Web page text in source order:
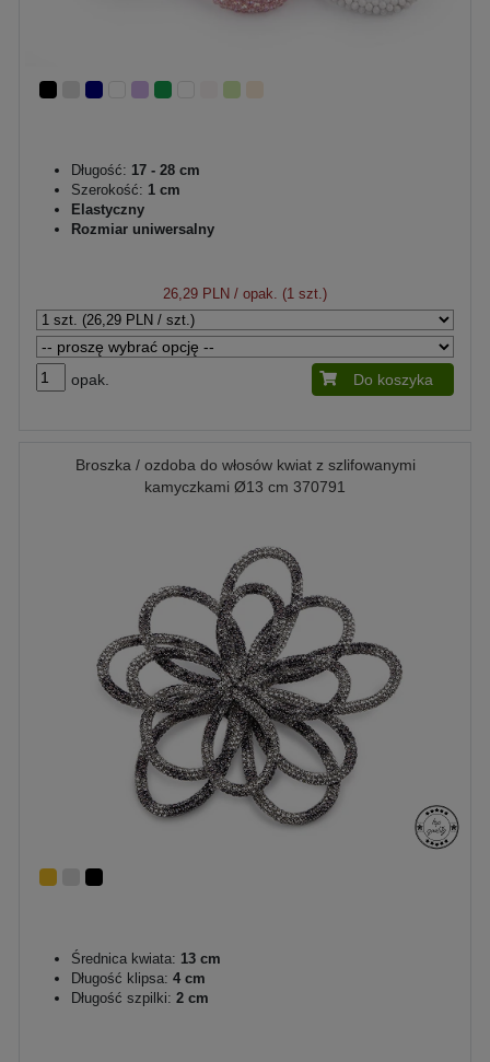
Długość: 17 - 28 cm
Szerokość: 1 cm
Elastyczny
Rozmiar uniwersalny
26,29 PLN / opak. (1 szt.)
opak. Do koszyka
Broszka / ozdoba do włosów kwiat z szlifowanymi
kamyczkami Ø13 cm 370791
Średnica kwiata: 13 cm
Długość klipsa: 4 cm
Długość szpilki: 2 cm